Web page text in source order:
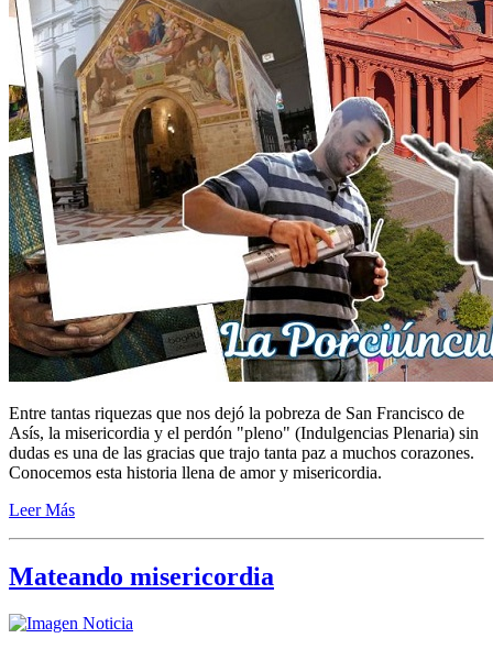
Entre tantas riquezas que nos dejó la pobreza de San Francisco de
Asís, la misericordia y el perdón "pleno" (Indulgencias Plenaria) sin
dudas es una de las gracias que trajo tanta paz a muchos corazones.
Conocemos esta historia llena de amor y misericordia.
Leer Más
Mateando misericordia